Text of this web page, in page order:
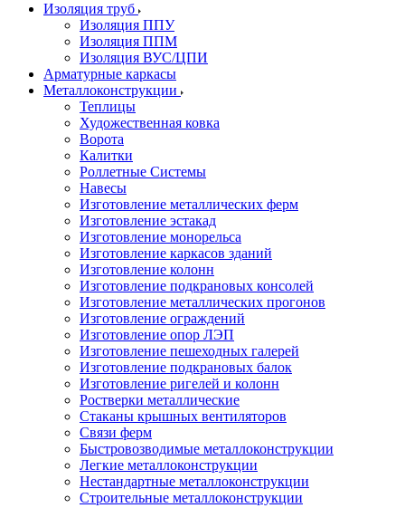
Изоляция труб
Изоляция ППУ
Изоляция ППМ
Изоляция ВУС/ЦПИ
Арматурные каркасы
Металлоконструкции
Теплицы
Художественная ковка
Ворота
Калитки
Роллетные Системы
Навесы
Изготовление металлических ферм
Изготовление эстакад
Изготовление монорельса
Изготовление каркасов зданий
Изготовление колонн
Изготовление подкрановых консолей
Изготовление металлических прогонов
Изготовление ограждений
Изготовление опор ЛЭП
Изготовление пешеходных галерей
Изготовление подкрановых балок
Изготовление ригелей и колонн
Ростверки металлические
Стаканы крышных вентиляторов
Связи ферм
Быстровозводимые металлоконструкции
Легкие металлоконструкции
Нестандартные металлоконструкции
Строительные металлоконструкции